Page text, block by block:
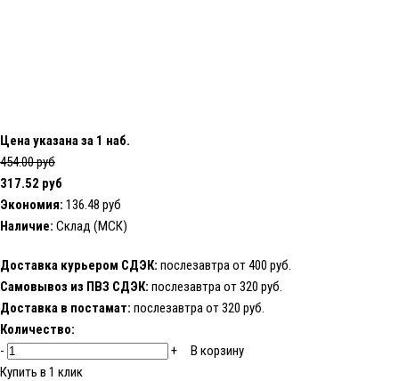
Цена указана за 1 наб.
454.00 руб
317.52 руб
Экономия: 136.48 руб
Наличие: Склад (МСК)
Доставка курьером СДЭК: послезавтра от 400 руб.
Самовывоз из ПВЗ СДЭК: послезавтра от 320 руб.
Доставка в постамат: послезавтра от 320 руб.
Количество:
-
+
В корзину
Купить в 1 клик